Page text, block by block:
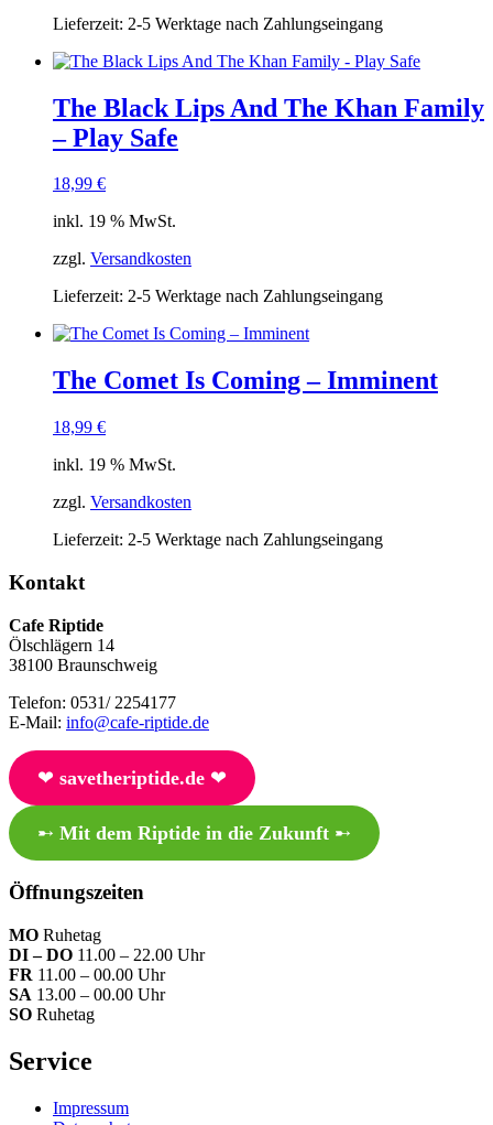
Lieferzeit: 2-5 Werktage nach Zahlungseingang
The Black Lips And The Khan Family
– Play Safe
18,99 €
inkl. 19 % MwSt.
zzgl. Versandkosten
Lieferzeit: 2-5 Werktage nach Zahlungseingang
The Comet Is Coming ‎– Imminent
18,99 €
inkl. 19 % MwSt.
zzgl. Versandkosten
Lieferzeit: 2-5 Werktage nach Zahlungseingang
Kontakt
Cafe Riptide
Ölschlägern 14
38100 Braunschweig
Telefon: 0531/ 2254177
E-Mail: info@cafe-riptide.de
❤︎ savetheriptide.de❤︎
➸ Mit dem Riptide in die Zukunft➸
Öffnungszeiten
MO Ruhetag
DI – DO 11.00 – 22.00 Uhr
FR 11.00 – 00.00 Uhr
SA 13.00 – 00.00 Uhr
SO Ruhetag
Service
Impressum